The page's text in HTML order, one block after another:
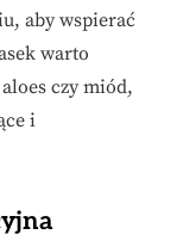
aby wspierać
warto
czy miód,
i